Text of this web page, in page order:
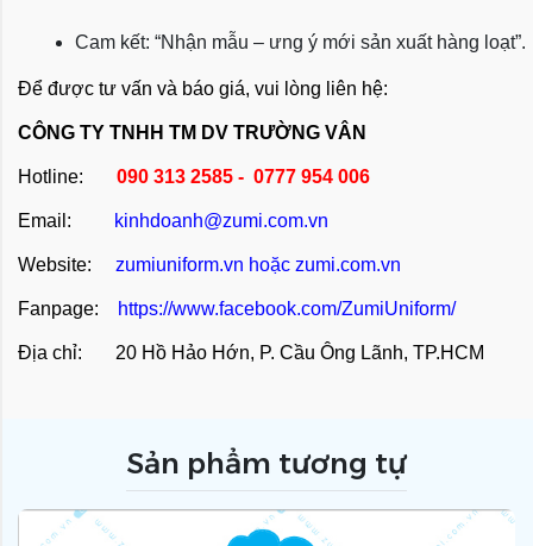
Cam kết: “Nhận mẫu – ưng ý mới sản xuất hàng loạt”.
Để được tư vấn và báo giá, vui lòng liên hệ:
CÔNG TY TNHH TM DV TRƯỜNG VÂN
Hotline: 090 313 2585 - 0777 954 006
Email: kinhdoanh@zumi.com.vn
Website: zumiuniform.vn hoặc zumi.com.vn
Fanpage: https://www.facebook.com/ZumiUniform/
Địa chỉ: 20 Hồ Hảo Hớn, P. Cầu Ông Lãnh, TP.HCM
Sản phẩm tương tự